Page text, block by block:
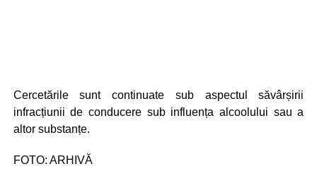
Cercetările sunt continuate sub aspectul săvârșirii
infracțiunii de conducere sub influența alcoolului sau a
altor substanțe.
FOTO: ARHIVĂ